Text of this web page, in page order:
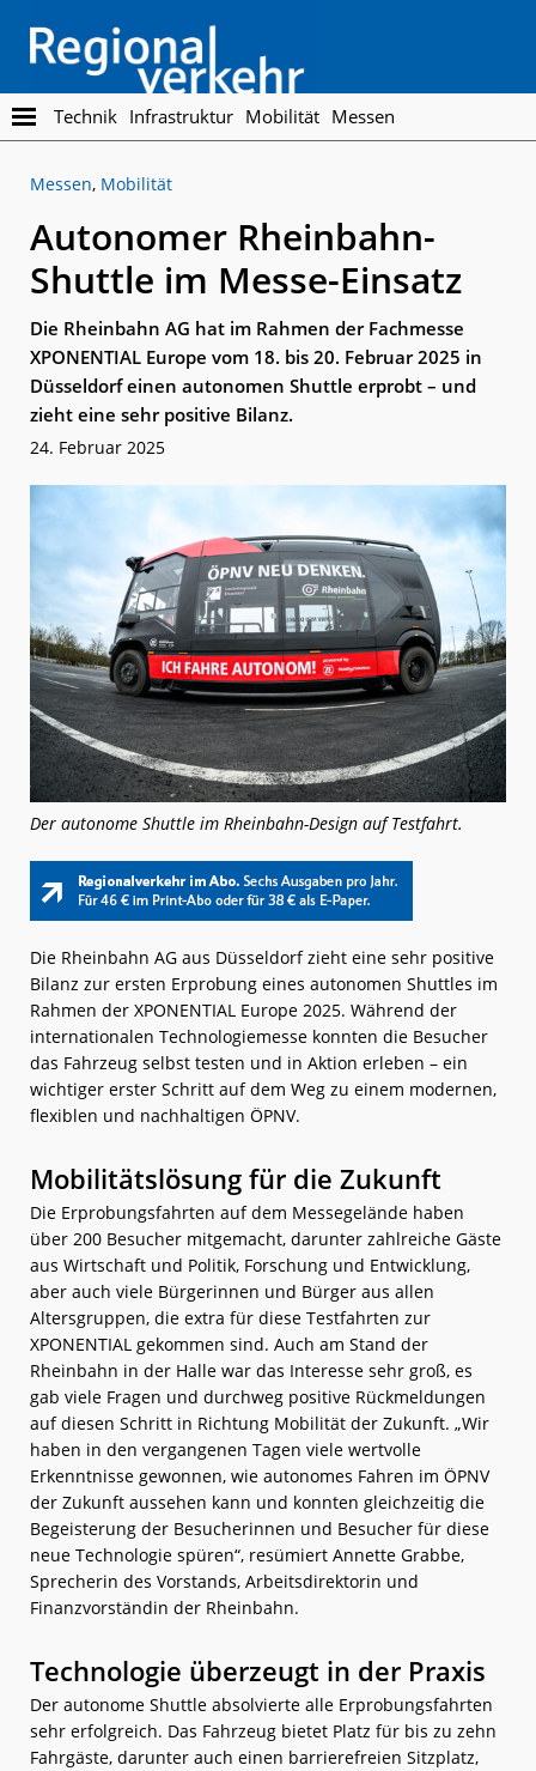
main
content
footer
Regionalverkehr
Die
Fachzeitschrift
den
Personennahverkehr
Technik Infrastruktur Mobilität Messen
Messen, Mobilität
Autonomer Rheinbahn-
Shuttle im Messe-Einsatz
Die Rheinbahn AG hat im Rahmen der Fachmesse
XPONENTIAL Europe vom 18. bis 20. Februar 2025 in
Düsseldorf einen autonomen Shuttle erprobt – und
zieht eine sehr positive Bilanz.
24. Februar 2025
Der autonome Shuttle im Rheinbahn-Design auf Testfahrt.
Die Rheinbahn AG aus Düsseldorf zieht eine sehr positive
Bilanz zur ersten Erprobung eines autonomen Shuttles im
Rahmen der XPONENTIAL Europe 2025. Während der
internationalen Technologiemesse konnten die Besucher
das Fahrzeug selbst testen und in Aktion erleben – ein
wichtiger erster Schritt auf dem Weg zu einem modernen,
flexiblen und nachhaltigen ÖPNV.
Mobilitätslösung für die Zukunft
Die Erprobungsfahrten auf dem Messegelände haben
über 200 Besucher mitgemacht, darunter zahlreiche Gäste
aus Wirtschaft und Politik, Forschung und Entwicklung,
aber auch viele Bürgerinnen und Bürger aus allen
Altersgruppen, die extra für diese Testfahrten zur
XPONENTIAL gekommen sind. Auch am Stand der
Rheinbahn in der Halle war das Interesse sehr groß, es
gab viele Fragen und durchweg positive Rückmeldungen
auf diesen Schritt in Richtung Mobilität der Zukunft. „Wir
haben in den vergangenen Tagen viele wertvolle
Erkenntnisse gewonnen, wie autonomes Fahren im ÖPNV
der Zukunft aussehen kann und konnten gleichzeitig die
Begeisterung der Besucherinnen und Besucher für diese
neue Technologie spüren“, resümiert Annette Grabbe,
Sprecherin des Vorstands, Arbeitsdirektorin und
Finanzvorständin der Rheinbahn.
Technologie überzeugt in der Praxis
Der autonome Shuttle absolvierte alle Erprobungsfahrten
sehr erfolgreich. Das Fahrzeug bietet Platz für bis zu zehn
Fahrgäste, darunter auch einen barrierefreien Sitzplatz,